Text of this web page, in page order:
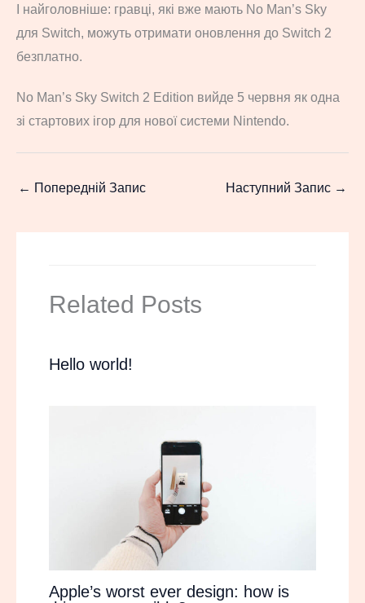
І найголовніше: гравці, які вже мають No Man’s Sky
для Switch, можуть отримати оновлення до Switch 2
безплатно.
No Man’s Sky Switch 2 Edition вийде 5 червня як одна
зі стартових ігор для нової системи Nintendo.
← Попередній Запис Наступний Запис →
Related Posts
Hello world!
Apple’s worst ever design: how is